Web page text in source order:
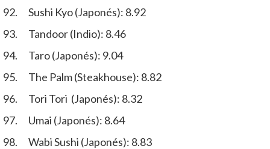
Sushi Kyo (Japonés): 8.92
Tandoor (Indio): 8.46
Taro (Japonés): 9.04
The Palm (Steakhouse): 8.82
Tori Tori (Japonés): 8.32
Umai (Japonés): 8.64
Wabi Sushi (Japonés): 8.83